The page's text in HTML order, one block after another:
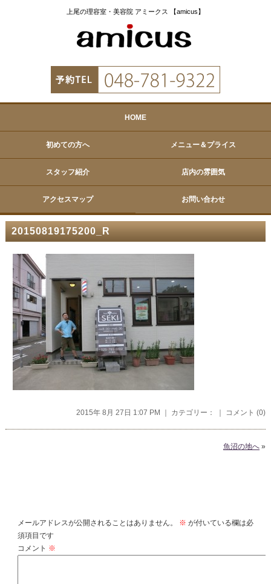
上尾の理容室・美容院 アミークス 【amicus】
HOME
初めての方へ メニュー＆プライス
スタッフ紹介 店内の雰囲気
アクセスマップ お問い合わせ
20150819175200_R
2015年 8月 27日 1:07 PM ｜ カテゴリー： ｜ コメント (0)
魚沼の地へ »
メールアドレスが公開されることはありません。 ※ が付いている欄は必
須項目です
コメント ※